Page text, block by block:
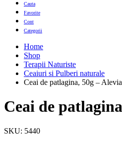
Cauta
Favorite
Cont
Categorii
Home
Shop
Terapii Naturiste
Ceaiuri si Pulberi naturale
Ceai de patlagina, 50g – Alevia
Ceai de
SKU: 5440